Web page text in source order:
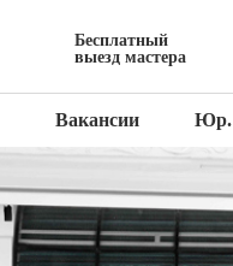
Бесплатный
выезд мастера
Вакансии Юр.